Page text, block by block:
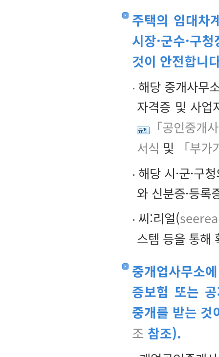
주택의 임대차
시장·군수·구
것이 안전합니
해당 중개사무
자격증 및 사업
「공인중개
서식 및
「부
해당 시·군·구
와 신분증·등록
씨:리얼(
스템 등을 통해
중개업사무소
증보험 또는
중개를 받는 것
조 참조).